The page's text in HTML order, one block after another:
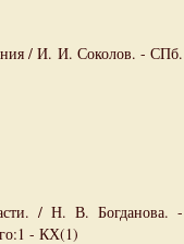
/ И. И. Соколов. - СПб.
/ Н. В. Богданова. -
- КХ(1)